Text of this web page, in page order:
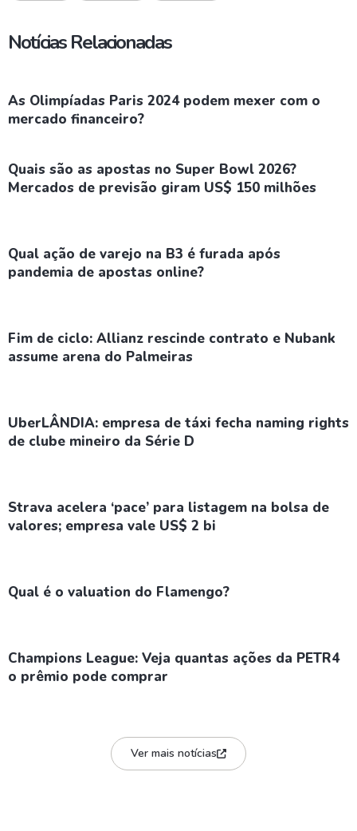
Notícias Relacionadas
As Olimpíadas Paris 2024 podem mexer com o
mercado financeiro?
Quais são as apostas no Super Bowl 2026?
Mercados de previsão giram US$ 150 milhões
Qual ação de varejo na B3 é furada após
pandemia de apostas online?
Fim de ciclo: Allianz rescinde contrato e Nubank
assume arena do Palmeiras
UberLÂNDIA: empresa de táxi fecha naming rights
de clube mineiro da Série D
Strava acelera ‘pace’ para listagem na bolsa de
valores; empresa vale US$ 2 bi
Qual é o valuation do Flamengo?
Champions League: Veja quantas ações da PETR4
o prêmio pode comprar
Ver mais notícias